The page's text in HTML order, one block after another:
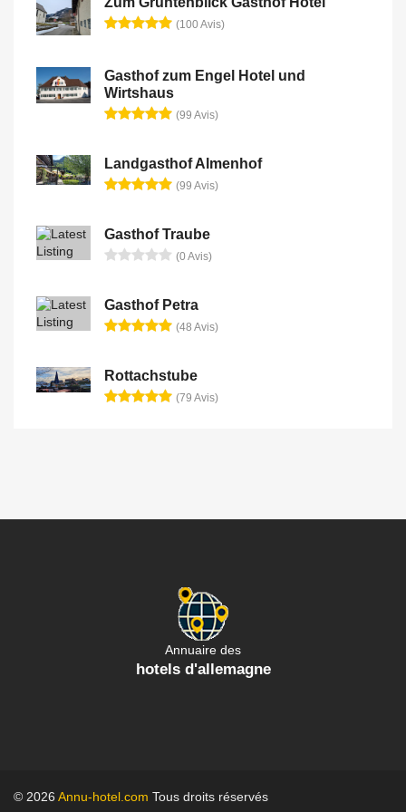
(100 Avis)
Gasthof zum Engel Hotel und
Wirtshaus
(99 Avis)
Landgasthof Almenhof
(99 Avis)
Gasthof Traube
(0 Avis)
Gasthof Petra
(48 Avis)
Rottachstube
(79 Avis)
Annuaire des
hotels d'allemagne
© 2026 Annu-hotel.com Tous droits réservés